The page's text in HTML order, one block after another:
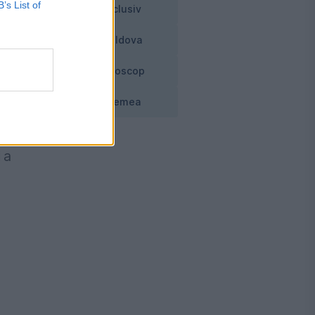
List of
Exclusiv
Moldova
Horoscop
Vremea